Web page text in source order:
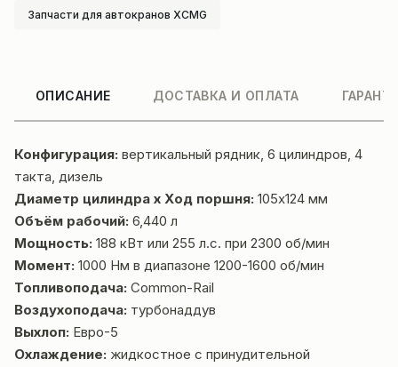
Запчасти для автокранов XCMG
ОПИСАНИЕ ДОСТАВКА И ОПЛАТА
Конфигурация: вертикальный рядник, 6 цилиндров, 4
такта, дизель
Диаметр цилиндра х Ход поршня: 105х124 мм
Объём рабочий: 6,440 л
Мощность: 188 кВт или 255 л.с. при 2300 об/мин
Момент: 1000 Нм в диапазоне 1200-1600 об/мин
Топливоподача: Common-Rail
Воздухоподача: турбонаддув
Выхлоп: Евро-5
Охлаждение: жидкостное с принудительной